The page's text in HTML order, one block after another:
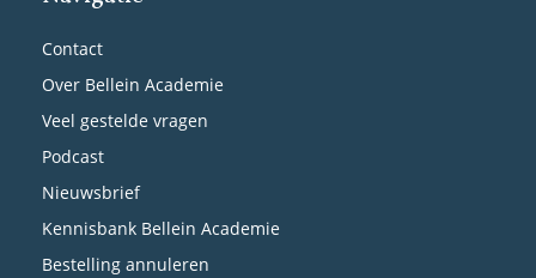
Contact
Over Bellein Academie
Veel gestelde vragen
Podcast
Nieuwsbrief
Kennisbank Bellein Academie
Bestelling annuleren